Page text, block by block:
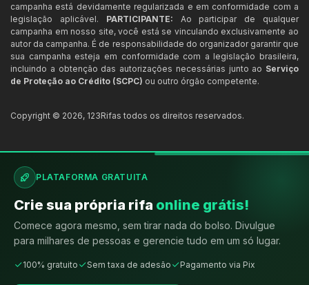
campanha está devidamente regularizada e em conformidade com a
legislação aplicável. PARTICIPANTE: Ao participar de qualquer
campanha em nosso site, você está se vinculando exclusivamente ao
autor da campanha. É de responsabilidade do organizador garantir que
sua campanha esteja em conformidade com a legislação brasileira,
incluindo a obtenção das autorizações necessárias junto ao Serviço
de Proteção ao Crédito (SCPC) ou outro órgão competente.
Copyright © 2026, 123Rifas todos os direitos reservados.
PLATAFORMA GRATUITA
Crie sua própria rifa online grátis!
Comece agora mesmo, sem tirar nada do bolso. Divulgue
para milhares de pessoas e gerencie tudo em um só lugar.
100% gratuito Sem taxa de adesão Pagamento via Pix